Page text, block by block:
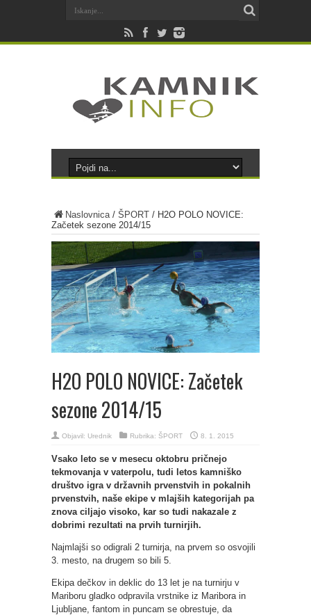
Naslovnica/ ŠPORT / H2O POLO NOVICE:
Začetek sezone 2014/15
H2O POLO NOVICE: Začetek
sezone 2014/15
Objavil: Urednik Rubrika: ŠPORT 8. 1. 2015
Vsako leto se v mesecu oktobru pričnejo
tekmovanja v vaterpolu, tudi letos kamniško
društvo igra v državnih prvenstvih in pokalnih
prvenstvih, naše ekipe v mlajših kategorijah pa
znova ciljajo visoko, kar so tudi nakazale z
dobrimi rezultati na prvih turnirjih.
Najmlajši so odigrali 2 turnirja, na prvem so osvojili
3. mesto, na drugem so bili 5.
Ekipa dečkov in deklic do 13 let je na turnirju v
Mariboru gladko odpravila vrstnike iz Maribora in
Ljubljane, fantom in puncam se obrestuje, da